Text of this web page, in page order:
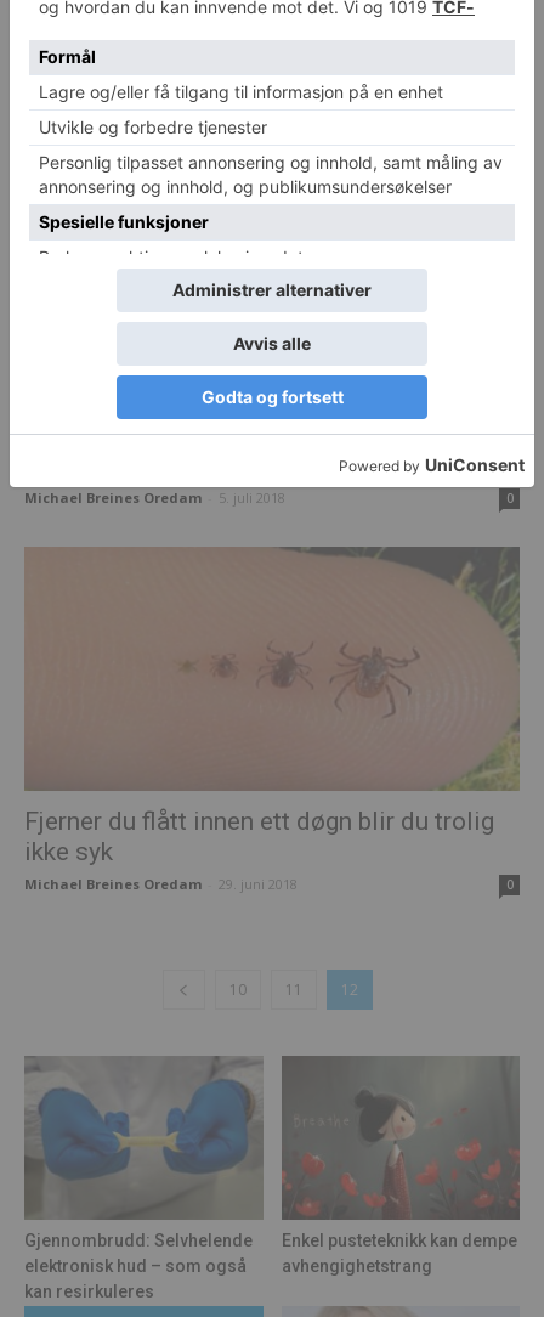
Fortsatt alt for mange deltidsstillinger
Michael Breines Oredam - 18. august 2018 0
Dette er en app som faktisk redder liv
Michael Breines Oredam 5. juli 2018 0
Fjerner du flått innen ett døgn blir du trolig
ikke syk
Michael Breines Oredam 29. juni 2018 0
10 11 12
Gjennombrudd: Selvhelende
elektronisk hud – som også
kan resirkuleres
Enkel pusteteknikk kan dempe
avhengighetstrang